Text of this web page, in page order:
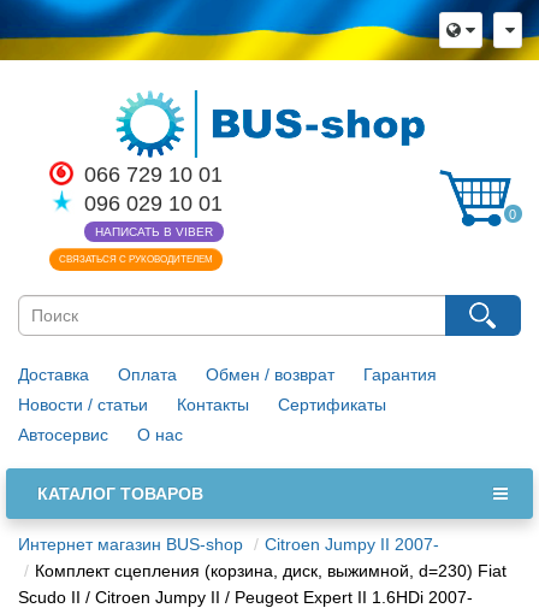
066 729 10 01
096 029 10 01
НАПИСАТЬ В VIBER
СВЯЗАТЬСЯ С РУКОВОДИТЕЛЕМ
0
Доставка Оплата Обмен / возврат
Гарантия
Новости / статьи
Контакты
Сертификаты
Автосервис
О нас
КАТАЛОГ ТОВАРОВ
Интернет магазин BUS-shop
Citroen Jumpy II 2007-
Комплект сцепления (корзина, диск, выжимной, d=230) Fiat
Scudo II / Citroen Jumpy II / Peugeot Expert II 1.6HDi 2007-